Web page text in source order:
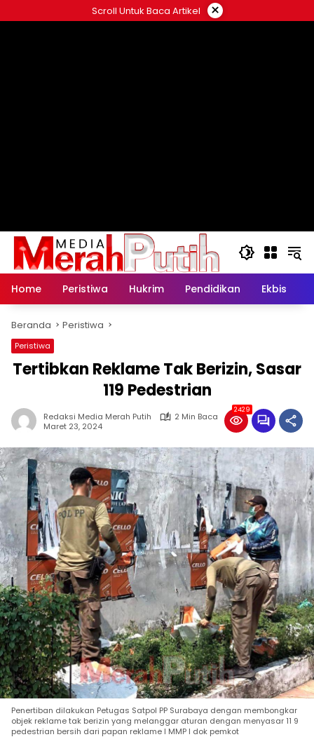
ke
Scroll Untuk Baca Artikel ×
Home Peristiwa Hukrim Pendidikan Ekbis
Beranda Peristiwa
Peristiwa
Tertibkan Reklame Tak Berizin, Sasar
119 Pedestrian
Redaksi Media Merah Putih
2 Min Baca
Maret 23, 2024
2429
Penertiban dilakukan Petugas Satpol PP Surabaya dengan membongkar
objek reklame tak berizin yang melanggar aturan dengan menyasar 11 9
pedestrian bersih dari papan reklame I MMP I dok pemkot